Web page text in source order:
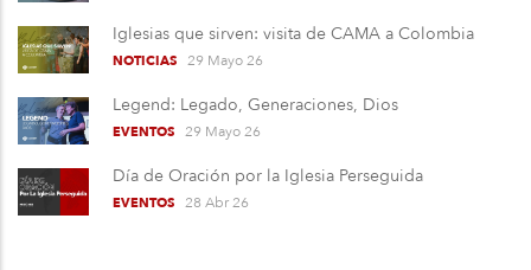
Iglesias que sirven: visita de CAMA a Colombia
NOTICIAS 29 Mayo 26
Legend: Legado, Generaciones, Dios
EVENTOS 29 Mayo 26
Día de Oración por la Iglesia Perseguida
EVENTOS 28 Abr 26